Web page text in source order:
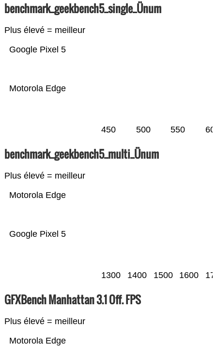
benchmark_geekbench5_single_Ünum
Plus élevé = meilleur
Motorola Edge
Google Pixel 5
450 500 550
benchmark_geekbench5_multi_Ünum
Plus élevé = meilleur
Google Pixel 5
Motorola Edge
1300 1400 1500 1600
GFXBench Manhattan 3.1 Off. FPS
Plus élevé = meilleur
Motorola Edge